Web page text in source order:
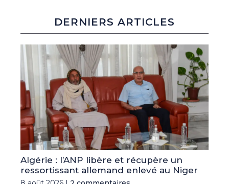
DERNIERS ARTICLES
Algérie : l’ANP libère et récupère un
ressortissant allemand enlevé au Niger